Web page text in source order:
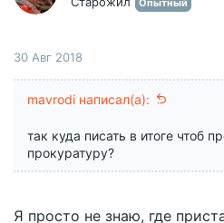
Опытный
30 Авг 2018
mavrodi написал(а):
так куда писать в итоге чтоб
прокуратуру?
Я просто не знаю, где